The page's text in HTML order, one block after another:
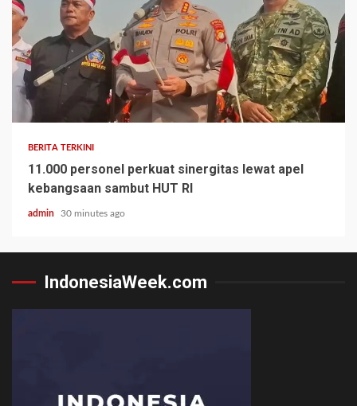
BERITA TERKINI
11.000 personel perkuat sinergitas lewat apel
kebangsaan sambut HUT RI
admin 30 minutes ago
IndonesiaWeek.com